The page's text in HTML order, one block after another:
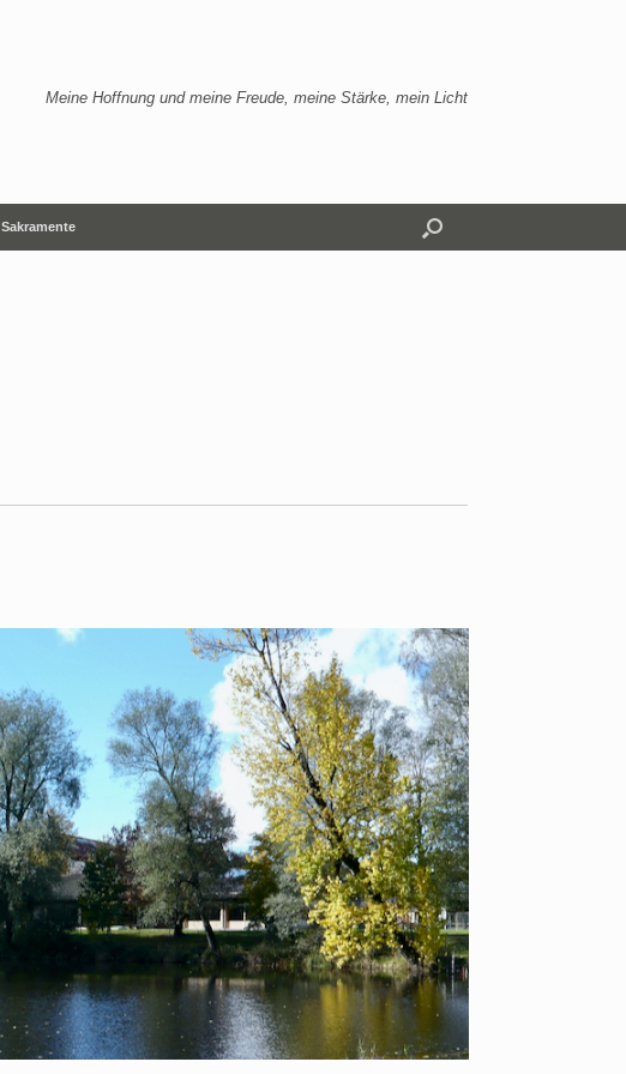
Meine Hoffnung und meine Freude, meine Stärke, mein Licht
Sakramente